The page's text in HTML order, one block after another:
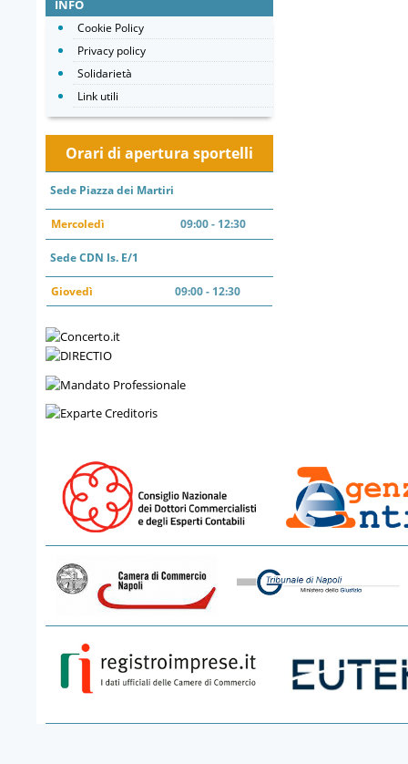
INFO
Cookie Policy
Privacy policy
Solidarietà
Link utili
Orari di apertura sportelli
Sede Piazza dei Martiri
Mercoledì 09:00 - 12:30
Sede CDN Is. E/1
Giovedì 09:00 - 12:30